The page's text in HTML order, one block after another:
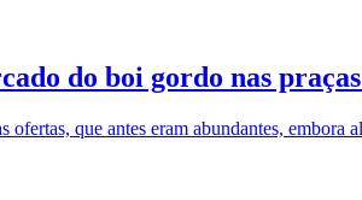
do boi gordo nas
ofertas, que antes eram abundantes,